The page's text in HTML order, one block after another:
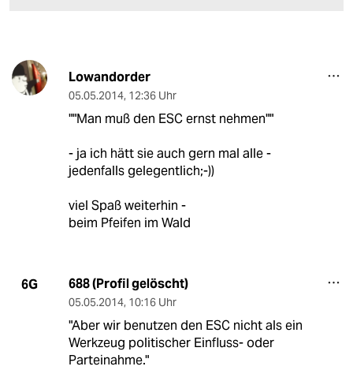
Lowandorder
05.05.2014, 12:36 Uhr
""Man muß den ESC ernst nehmen""
- ja ich hätt sie auch gern mal alle -
jedenfalls gelegentlich;-))
viel Spaß weiterhin -
beim Pfeifen im Wald
6G 688 (Profil gelöscht)
05.05.2014, 10:16 Uhr
"Aber wir benutzen den ESC nicht als ein
Werkzeug politischer Einfluss- oder
Parteinahme."